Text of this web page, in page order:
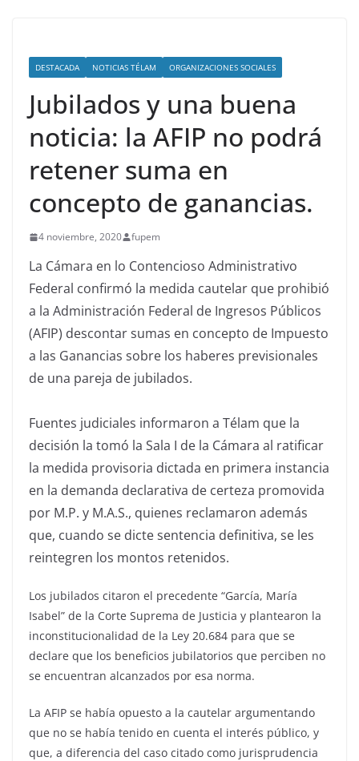
DESTACADA NOTICIAS TÉLAM ORGANIZACIONES SOCIALES
Jubilados y una buena
noticia: la AFIP no podrá
retener suma en
concepto de ganancias.
4 noviembre, 2020 fupem
La Cámara en lo Contencioso Administrativo
Federal confirmó la medida cautelar que prohibió
a la Administración Federal de Ingresos Públicos
(AFIP) descontar sumas en concepto de Impuesto
a las Ganancias sobre los haberes previsionales
de una pareja de jubilados.
Fuentes judiciales informaron a Télam que la
decisión la tomó la Sala I de la Cámara al ratificar
la medida provisoria dictada en primera instancia
en la demanda declarativa de certeza promovida
por M.P. y M.A.S., quienes reclamaron además
que, cuando se dicte sentencia definitiva, se les
reintegren los montos retenidos.
Los jubilados citaron el precedente “García, María
Isabel” de la Corte Suprema de Justicia y plantearon la
inconstitucionalidad de la Ley 20.684 para que se
declare que los beneficios jubilatorios que perciben no
se encuentran alcanzados por esa norma.
La AFIP se había opuesto a la cautelar argumentando
que no se había tenido en cuenta el interés público, y
que, a diferencia del caso citado como jurisprudencia